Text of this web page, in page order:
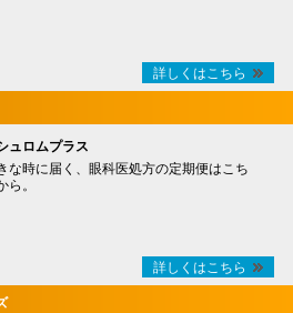
詳しくはこちら
ュロムプラス
な時に届く、眼科医処方の定期便はこち
ら。
詳しくはこちら